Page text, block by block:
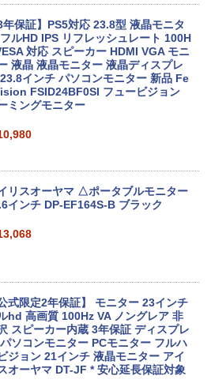
MacBook Retina 12インチ 201
Core m3 1.2GHz 8GB ローズゴ
ド 初期化済み 動作確認済み2638003
代 Microsoft Office付き Windows11
Latitude 3500 中古ノートパソコ
メモリ32GB 中古パソコン フ
商品10%OFF+P5倍】HP ProBook 4
G7 ノートパソコン 第10世代 Core i5
Pro 正式対応 15型液晶 WE
メラ メモリ 8GB 16GB SSD 256GB
3年保証】PS5対応 23.8型 液晶モニタ
ルHD IPS リフレッシュレート 100H
対応 スピーカー HDMI VGA モニ
液晶 液晶モニター 液晶ディスプレ
インチ パソコンモニター 新品 Fe
FSID24BF0SI フュービジョン
ミングモニター
リスオーヤマ △ポータブルモニター
インチ DP-EF164S-B ブラック
公式限定2年保証】 モニター 23インチ
hd 高画質 100Hz VA ノングレア 非
スピーカー内蔵 3年保証 ディスプレ
ソコンモニター PCモニター フルハ
ジョン 21インチ 液晶モニター アイ
オーヤマ DT-JF * 安心延長保証対象